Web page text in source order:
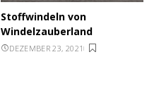
Stoffwindeln von
Windelzauberland
DEZEMBER 23, 2021